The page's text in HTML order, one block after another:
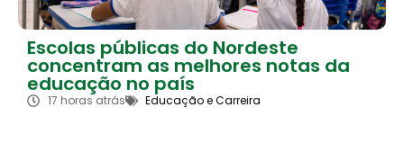
Escolas públicas do Nordeste
concentram as melhores notas da
educação no país
17 horas atrás Educação e Carreira